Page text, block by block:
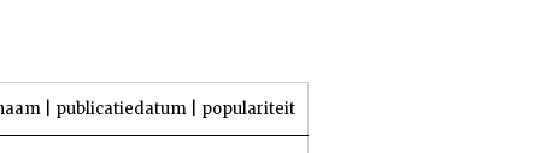
publicatiedatum populariteit